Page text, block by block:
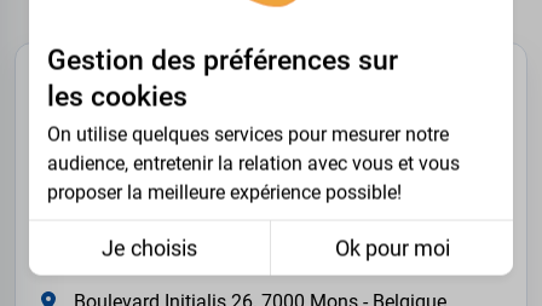
NOUS CONTACTER
XXL4YOU SRL est une boutique en ligne de vente de
vêtements pour les hommes forts.
Les visites se font uniquement sur rendez-vous.
Gestion des préférences sur
les cookies
On utilise quelques services pour mesurer notre
audience, entretenir la relation avec vous et vous
proposer la meilleure expérience possible!
Je choisis Ok pour moi